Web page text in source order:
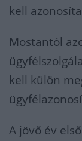
kell
Mostantól
kell külön
A jövő év